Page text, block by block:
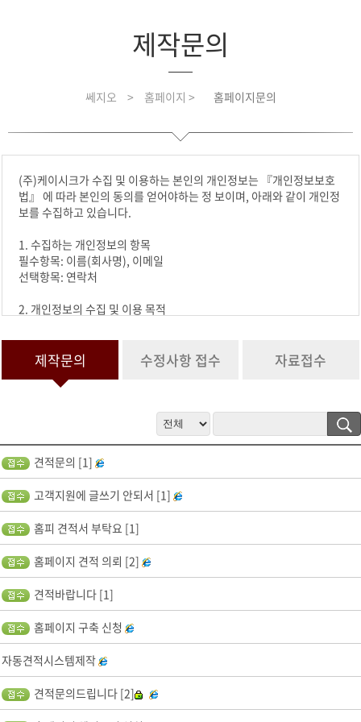
제작문의
쎄지오 > 홈페이지 > 홈페이지문의
(주)케이시크가 수집 및 이용하는 본인의 개인정보는 『개인정보보호
법』 에 따라 본인의 동의를 얻어야하는 정 보이며, 아래와 같이 개인정
보를 수집하고 있습니다.
1. 수집하는 개인정보의 항목
필수항목: 이름(회사명), 이메일
선택항목: 연락처
2. 개인정보의 수집 및 이용 목적
3. 개인정보의 보유 및 이용기간
과 개인정보 입력항목에 대해서는 1년간 보유 이후 해당 정보를 파기합
그 밖의 사항은 개인정보처리방침을 준수합니다.
4. 개인정보 수집 동의 거부 권리
서비스 제공을 위하여 기본 정보를 수집하고 있으며, 제공을 원하지 않
을 경우 수집하지 않으며, 미동의(로 인해)시 서비스 이용이 제한됩니
다.
제작문의 수정사항 접수 자료접수
견적문의 [1]
고객지원에 글쓰기 안되서 [1]
홈피 견적서 부탁요 [1]
홈페이지 견적 의뢰 [2]
견적바랍니다 [1]
홈페이지 구축 신청
자동견적시스템제작
견적문의드립니다 [2]